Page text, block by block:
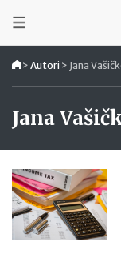
> Autori > Jana
Jana